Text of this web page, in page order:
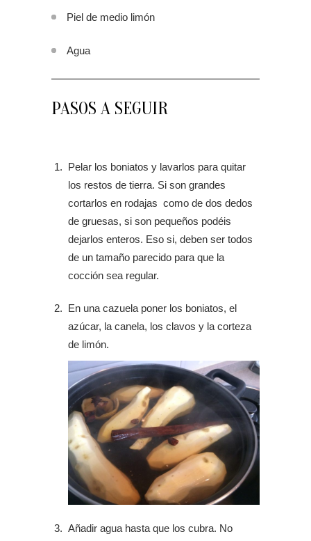
Piel de medio limón
Agua
PASOS A SEGUIR
Pelar los boniatos y lavarlos para quitar
los restos de tierra. Si son grandes
cortarlos en rodajas como de dos dedos
de gruesas, si son pequeños podéis
dejarlos enteros. Eso si, deben ser todos
de un tamaño parecido para que la
cocción sea regular.
En una cazuela poner los boniatos, el
azúcar, la canela, los clavos y la corteza
de limón.
Añadir agua hasta que los cubra. No